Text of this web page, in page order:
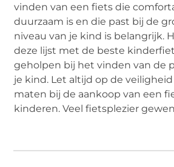
vinden van een fiets die
duurzaam is en die past bij de
niveau van je kind is belangrijk.
deze lijst met de beste
geholpen bij het vinden van de
je kind. Let altijd op de
maten bij de aankoop van een
kinderen. Veel fietsplezier